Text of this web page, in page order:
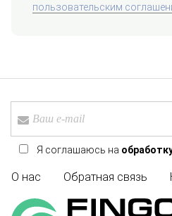
пользовательским
О нас Обратная связь
Я соглашаюсь на